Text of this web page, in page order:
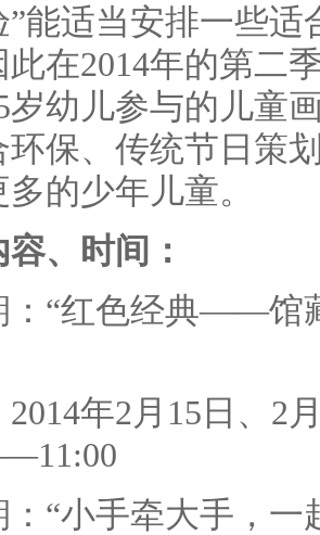
”能适当安排一些
在2014年的第二
幼儿参与的儿童
环保、传统节日策
的少年儿童。
、时间：
：“红色经典——馆
2014年2月15日、2
：“小手牵大手，